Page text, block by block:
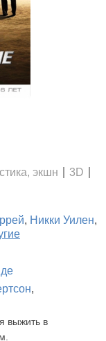
экшн
3D
, Никки Уилен,
,
выжить в